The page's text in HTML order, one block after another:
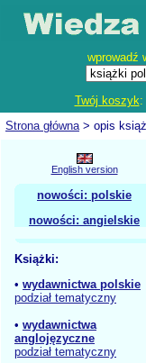
wprowadź
Twój koszyk:
Strona główna> opis
English version
nowości: polskie
nowości: angielskie
Książki:
• wydawnictwa polskie
podział tematyczny
• wydawnictwa
anglojęzyczne
podział tematyczny